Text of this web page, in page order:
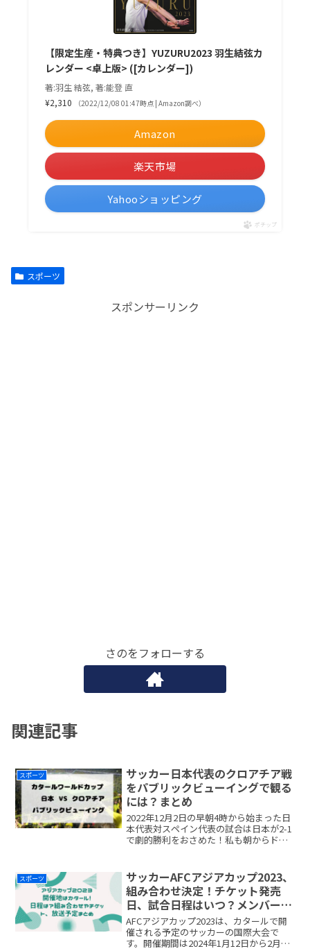
【限定生産・特典つき】YUZURU2023 羽生結弦カ
レンダー <卓上版> ([カレンダー])
著:羽生 結弦, 著:能登 直
¥2,310
（2022/12/08 01:47時点 | Amazon調べ）
Amazon
楽天市場
Yahooショッピング
ポチップ
スポーツ
スポンサーリンク
さのをフォローする
関連記事
スポーツ
サッカー日本代表のクロアチア戦
をパブリックビューイングで観る
には？まとめ
2022年12月2日の早朝4時から始まった日
本代表対スペイン代表の試合は日本が2-1
で劇的勝利をおさめた！私も朝からドキ
の話題で持ち切り。次のクロアチア戦は
2022年1readmore...
スポーツ
サッカーAFCアジアカップ2023、
組み合わせ決定！チケット発売
日、試合日程はいつ？メンバー、
開催地は？
AFCアジアカップ2023は、カタールで開
催される予定のサッカーの国際大会で
す。開催期間は2024年1月12日から2月10